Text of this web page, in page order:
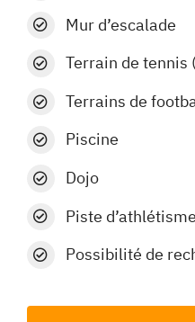
Mur d’escalade
Terrain de
Terrains de
Piscine
Dojo
Piste d’athlétisme
Possibilité de